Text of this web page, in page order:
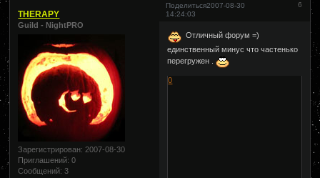
Поделиться 6
2007-08-30
14:24:03
THERAPY
Guild - NightPRO
Зарегистрирован: 2007-08-30
Приглашений: 0
Сообщений: 3
Отличный форум =)
единственный минус что частенько
перегружен .
0